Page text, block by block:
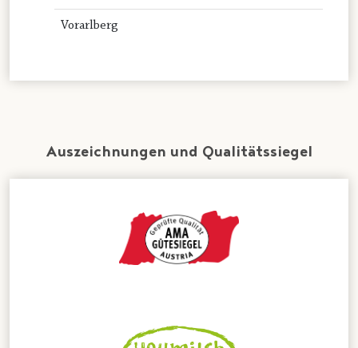
Vorarlberg
Auszeichnungen und Qualitätssiegel